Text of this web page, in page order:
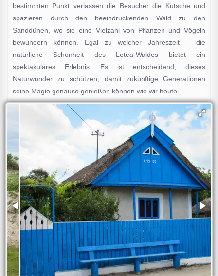
bestimmten Punkt verlassen die Besucher die Kutsche und
spazieren durch den beeindruckenden Wald zu den
Sanddünen, wo sie eine Vielzahl von Pflanzen und Vögeln
bewundern können. Egal zu welcher Jahreszeit – die
natürliche Schönheit des Letea-Waldes bietet ein
spektakuläres Erlebnis. Es ist entscheidend, dieses
Naturwunder zu schützen, damit zukünftige Generationen
seine Magie genauso genießen können wie wir heute. .